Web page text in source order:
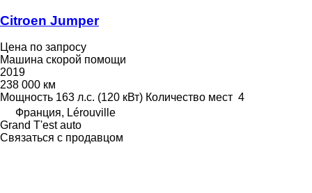
Citroen Jumper
Цена по запросу
Машина скорой помощи
2019
238 000 км
Мощность 163 л.с. (120 кВт) Количество мест 4
Франция, Lérouville
Grand T'est auto
Связаться с продавцом